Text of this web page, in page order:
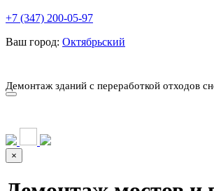
+7 (347) 200-05-97
Ваш город: Октябрьский
Демонтаж зданий с переработкой отходов
×